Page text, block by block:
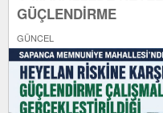
GÜÇLENDİRME
GÜNCEL